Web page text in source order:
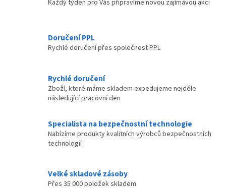
y
i
s
Každý týden pro Vás připravíme novou zajímavou akci
Doručení PPL
Rychlé doručení přes společnost PPL
Rychlé doručení
Zboží, které máme skladem expedujeme nejdéle
následující pracovní den
Specialista na bezpečnostní technologie
Nabízíme produkty kvalitních výrobců bezpečnostních
technologií
Velké skladové zásoby
Přes 35 000 položek skladem